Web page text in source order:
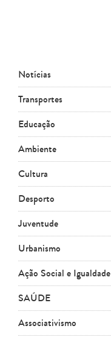
Notícias
Transportes
Educação
Ambiente
Cultura
Desporto
Juventude
Urbanismo
Ação Social e Igualdade
SAÚDE
Associativismo